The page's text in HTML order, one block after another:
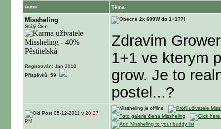
Autor
Téma
Missheling
Stálý Člen
Registrován: Jan 2010
Příspěvků: 59
2x 600W do 1+1??!
Zdravim
1+1 ve kterym
grow. Je to
postel...?
05-12-2011 v 20:27
PM